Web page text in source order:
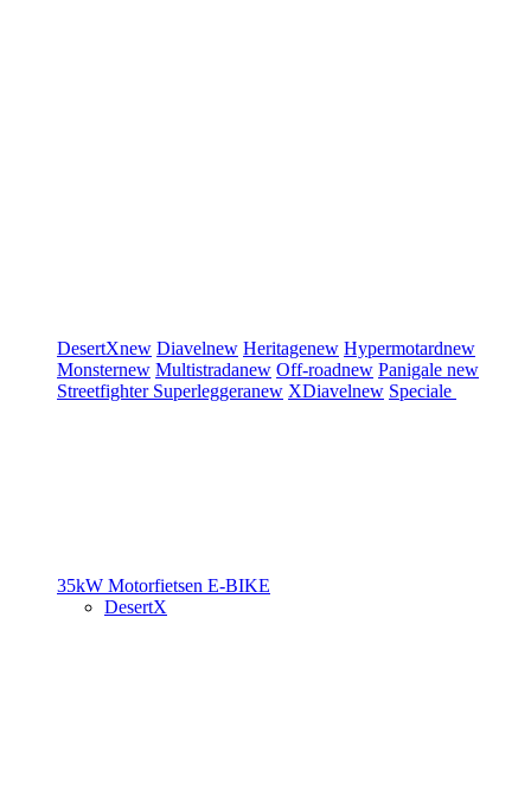
DesertXnew Diavelnew Heritagenew Hypermotardnew
Monsternew Multistradanew Off-roadnew Panigale new
Streetfighter Superleggeranew XDiavelnew Speciale
35kW Motorfietsen E-BIKE
DesertX